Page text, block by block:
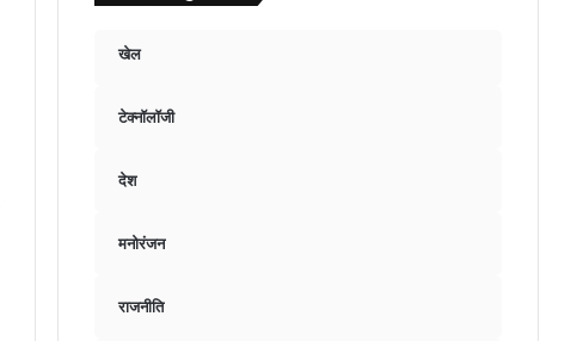
खेल
टेक्नॉलॉजी
देश
मनोरंजन
राजनीति